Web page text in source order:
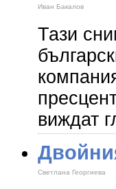
Иван Бакалов
Тази
виждат
Светлана Георгиева